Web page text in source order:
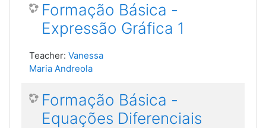
Formação Básica -
Expressão Gráfica 1
Teacher: Vanessa
Maria Andreola
Formação Básica -
Equações Diferenciais